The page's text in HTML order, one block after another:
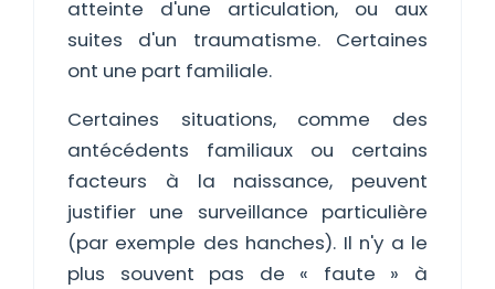
atteinte d'une articulation, ou aux
suites d'un traumatisme. Certaines
ont une part familiale.
Certaines situations, comme des
antécédents familiaux ou certains
facteurs à la naissance, peuvent
justifier une surveillance particulière
(par exemple des hanches). Il n'y a le
plus souvent pas de « faute » à